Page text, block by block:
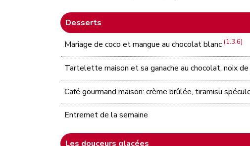
Desserts
Mariage de coco et mangue au chocolat blanc (1.3.6)
Tartelette maison et sa ganache au chocolat, noix
Café gourmand maison: crème brûlée, tiramisu
Entremet de la semaine
Les douceurs glacées